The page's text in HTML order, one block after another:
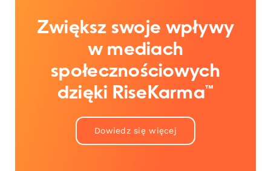
Zwiększ swoje wpływy
w mediach
społecznościowych
dzięki RiseKarma™
Dowiedz się więcej